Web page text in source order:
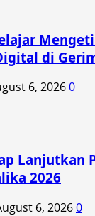
di
6, 20260
Lanjutkan
2026
6, 20260